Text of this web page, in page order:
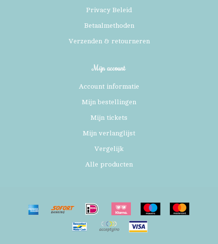
Privacy Beleid
Betaalmethoden
Verzenden & retourneren
Mijn account
Account informatie
Mijn bestellingen
Mijn tickets
Mijn verlanglijst
Vergelijk
Alle producten